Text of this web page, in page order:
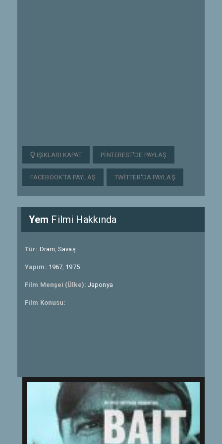
IŞIKLARI KAPAT PINTEREST'DE PAYLAŞ
FACEBOOK'TA PAYLAŞ TWITTER'DA PAYLAŞ
Yem Filmi Hakkında
Tür: Dram,Savaş
Yapım: 1967, 1975
Film Menşei (Ülke): Japonya
Film Konusu: